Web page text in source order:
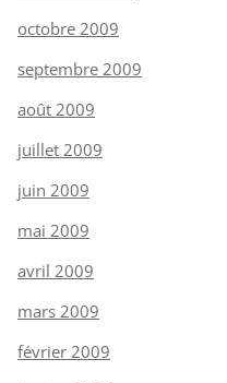
octobre 2009
septembre 2009
août 2009
juillet 2009
juin 2009
mai 2009
avril 2009
mars 2009
février 2009